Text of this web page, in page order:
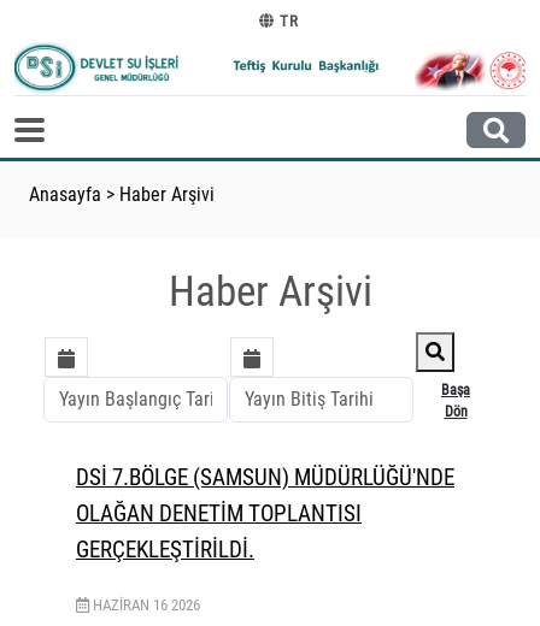
TR
Anasayfa > Haber Arşivi
Haber Arşivi
Başa
Dön
DSİ 7.BÖLGE (SAMSUN) MÜDÜRLÜĞÜ'NDE
OLAĞAN DENETİM TOPLANTISI
GERÇEKLEŞTİRİLDİ.
HAZIRAN 16 2026